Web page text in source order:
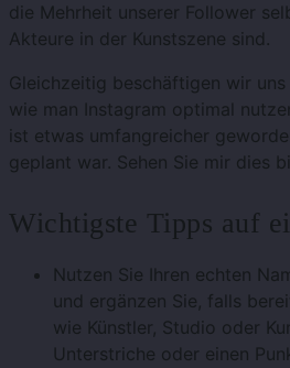
die Mehrheit unserer Follower
Akteure in der Kunstszene sind.
Gleichzeitig beschäftigen wir
wie man Instagram optimal
ist etwas umfangreicher
geplant war. Sehen Sie mir dies
Wichtigste Tipps auf
Nutzen Sie Ihren echten
und ergänzen Sie, falls
wie Künstler, Studio oder
Unterstriche oder einen